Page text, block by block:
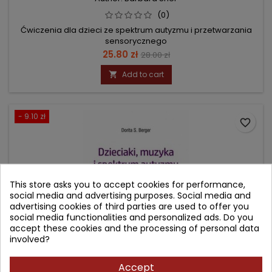
(0)
Ćwiczenia dla dzieci ze spektrum autyzmu i przetwarzania
sensorycznego
Price
25.80 zł Regular
price
28.00 zł
 Add to cart
- 9.10 zł
favorite_border
This store asks you to accept cookies for performance,
social media and advertising purposes. Social media and
advertising cookies of third parties are used to offer you
social media functionalities and personalized ads. Do you
accept these cookies and the processing of personal data
involved?
Accept